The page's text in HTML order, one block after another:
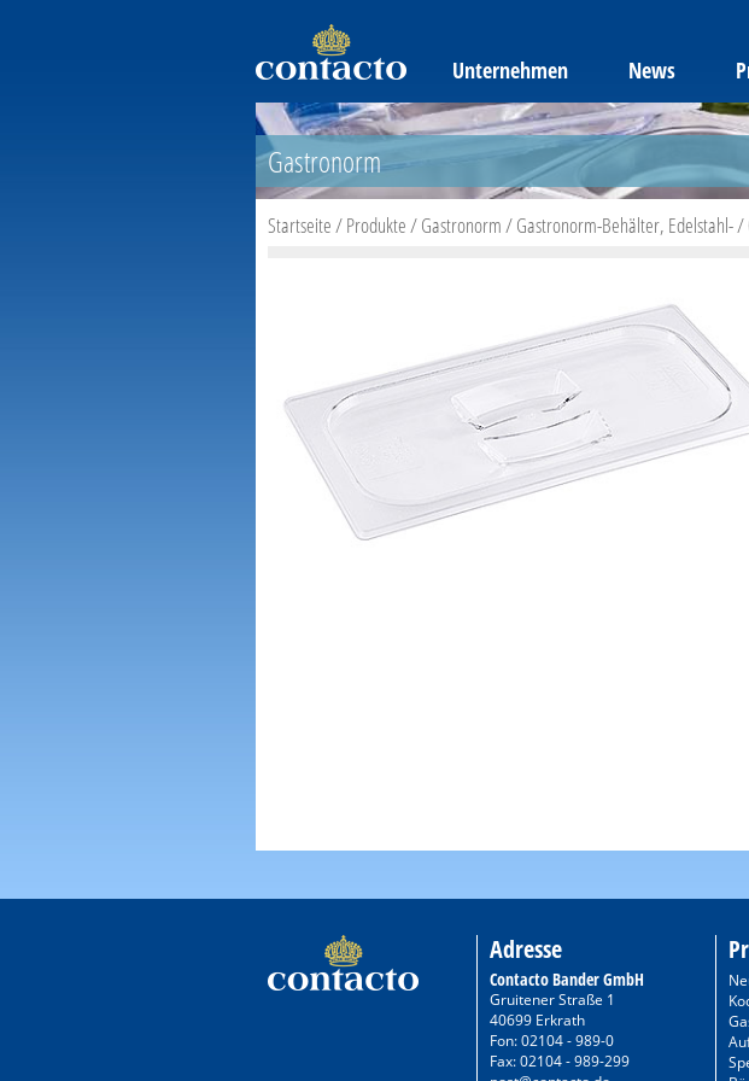
Unternehmen News
Gastronorm
Startseite/Produkte/Gastronorm/Gastronorm-Behälter, Edelstahl-/
Adresse
Contacto Bander GmbH
Gruitener Straße 1
40699 Erkrath
Fon: 02104 - 989-0
Fax: 02104 - 989-299